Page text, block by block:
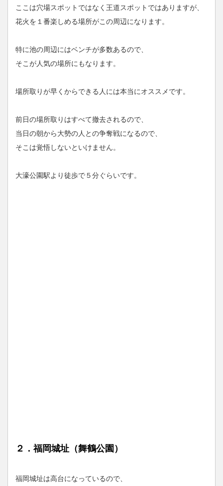
ここは穴場スポットではなく王道スポットではありますが、
花火を１番楽しめる場所がこの周辺になります。
特に池の周辺にはベンチが多数あるので、
そこが人気の場所にもなります。
場所取りが早くからできる人には本当にオススメです。
前日の場所取りはすべて撤去されるので、
当日の朝から大勢の人との争奪戦になるので、
そこは覚悟しないといけません。
大濠公園駅より徒歩で５分ぐらいです。
２．福岡城址（舞鶴公園）
福岡城址は高台になっているので、